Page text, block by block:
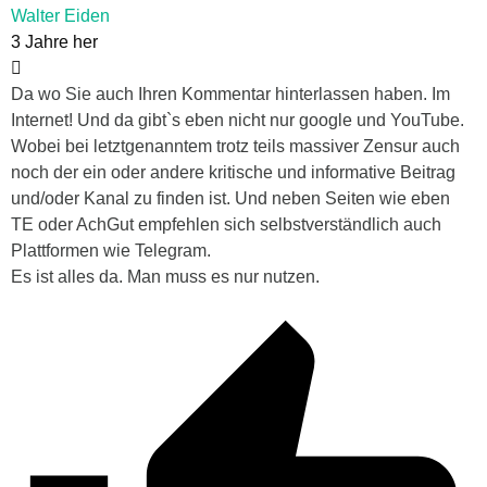
Walter Eiden
3 Jahre her
Da wo Sie auch Ihren Kommentar hinterlassen haben. Im
Internet! Und da gibt`s eben nicht nur google und YouTube.
Wobei bei letztgenanntem trotz teils massiver Zensur auch
noch der ein oder andere kritische und informative Beitrag
und/oder Kanal zu finden ist. Und neben Seiten wie eben
TE oder AchGut empfehlen sich selbstverständlich auch
Plattformen wie Telegram.
Es ist alles da. Man muss es nur nutzen.